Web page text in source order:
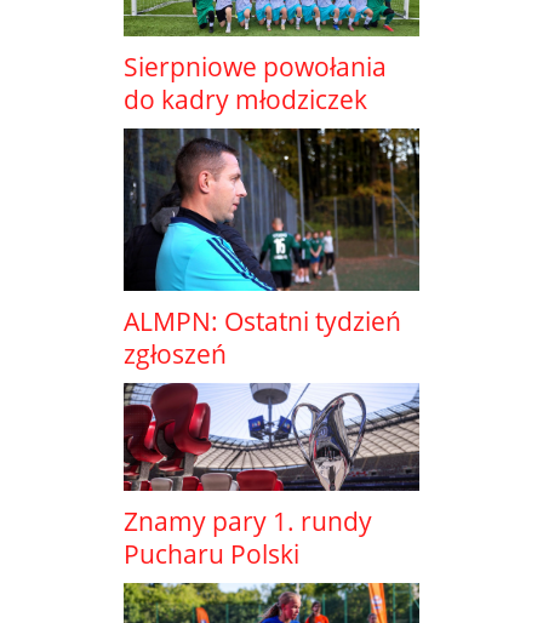
Sierpniowe powołania
do kadry młodziczek
ALMPN: Ostatni tydzień
zgłoszeń
Znamy pary 1. rundy
Pucharu Polski